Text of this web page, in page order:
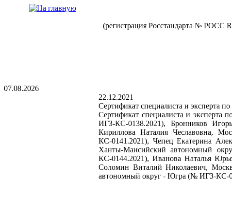
(регистрация Росстандарта №
07.08.2026
22.12.2021
Сертификат специалиста и эксперта
Сертификат специалиста и эксперта
ИГЗ-КС-0138.2021), Бронников
Кириллова Наталия Чеславовна,
КС-0141.2021), Чепец Екатерина
Ханты-Мансийский автономный
КС-0144.2021), Иванова Наталья
Соломин Виталий Николаевич,
автономный округ - Югра (№ ИГЗ-КС-